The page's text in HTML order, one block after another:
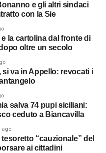
e gli altri sindaci
con la Sie
la cartolina dal fronte di
oltre un secolo
va in Appello: revocati i
salva 74 pupi siciliani:
ceduto a Biancavilla
ago
“cauzionale” del
ai cittadini